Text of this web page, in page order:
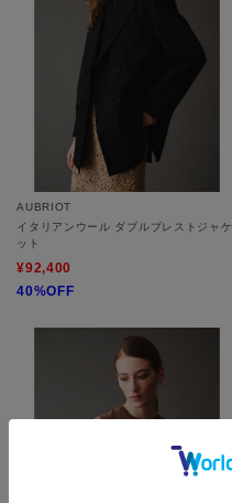
AUBRIOT
イタリアンウール ダブルブレストジャケ
ット
¥92,400
40%OFF